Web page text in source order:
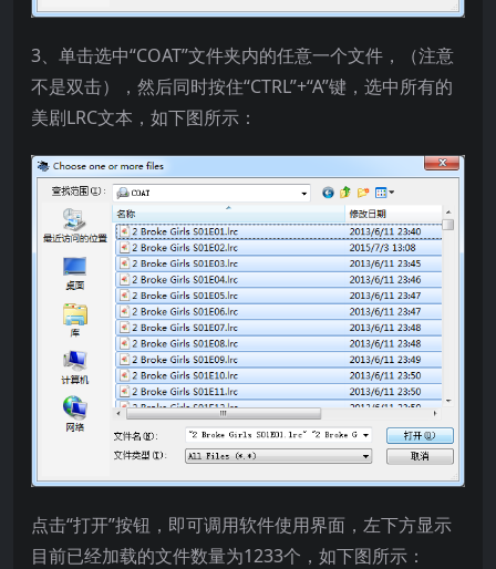
3、单击选中“COAT”文件夹内的任意一个文件，（注意
不是双击），然后同时按住“CTRL”+“A”键，选中所有的
美剧LRC文本，如下图所示：
点击“打开”按钮，即可调用软件使用界面，左下方显示
目前已经加载的文件数量为1233个，如下图所示：